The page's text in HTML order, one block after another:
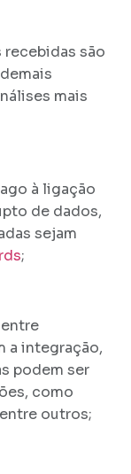
recebidas são
mais
à ligação
de dados,
sejam
;
a integração,
podem ser
como
outros;